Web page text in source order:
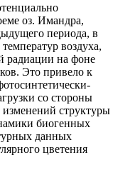
оз. Имандра,
периода, в
воздуха,
радиации на фоне
Это привело к
со стороны
структуры
биогенных
данных
цветения